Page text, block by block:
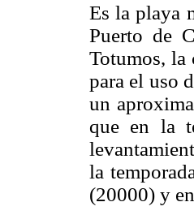
Es la playa
Puerto de
Totumos, la
para el uso
un
que en la
la
(20000) y